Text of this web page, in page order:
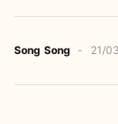
Song Song - 21/